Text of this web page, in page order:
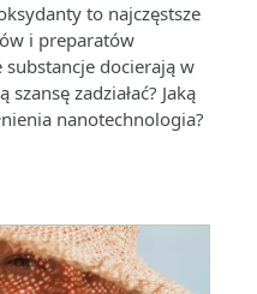
to najczęstsze
i preparatów
substancje docierają w
zadziałać? Jaką
nanotechnologia?